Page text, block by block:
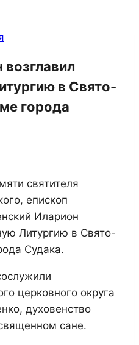
в Свято-
города
святителя
епископ
Иларион
Литургию в Свято-
Судака.
церковного округа
духовенство
сане.